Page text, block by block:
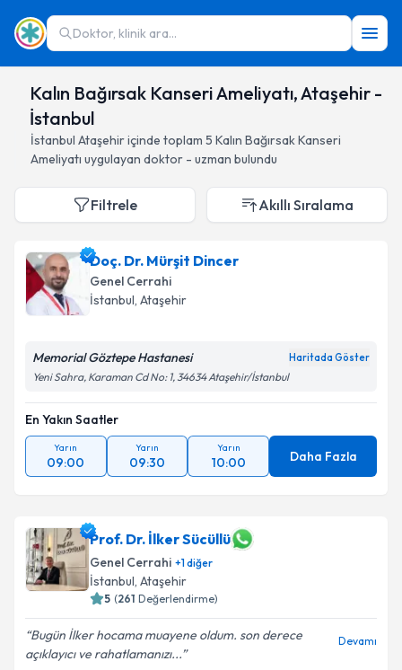
Doktor, klinik ara...
Kalın Bağırsak Kanseri Ameliyatı, Ataşehir -
İstanbul
İstanbul Ataşehiriçinde toplam 5 Kalın Bağırsak Kanseri
Ameliyatı uygulayan doktor - uzman bulundu
Filtrele Akıllı Sıralama
Doç. Dr. Mürşit Dincer
Genel Cerrahi
İstanbul, Ataşehir
Memorial Göztepe Hastanesi Haritada Göster
Yeni Sahra, Karaman Cd No: 1, 34634 Ataşehir/İstanbul
En Yakın Saatler
Yarın
09:00
Yarın
09:30
Yarın
10:00 Daha Fazla
Prof. Dr. İlker Sücüllü
Genel Cerrahi +1diğer
İstanbul, Ataşehir
5 (261 Değerlendirme)
Bugün İlker hocama muayene oldum. son derece
açıklayıcı ve rahatlamanızı...
Devamı